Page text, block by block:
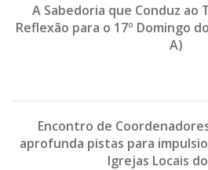
A Sabedoria que Conduz ao
Reflexão para o 17º Domingo
A)
Encontro de
aprofunda pistas para
Igrejas Locais